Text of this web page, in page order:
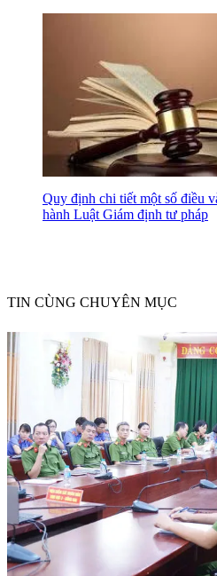
Quy định chi tiết một số điều
hành Luật Giám định tư pháp
TIN CÙNG CHUYÊN MỤC